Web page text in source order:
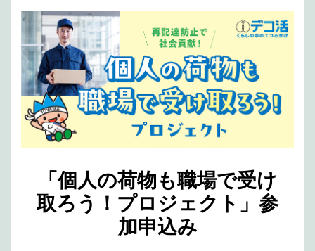
「個人の荷物も職場で受け
取ろう！プロジェクト」参
加申込み